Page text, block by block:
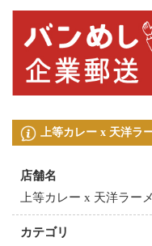
上等カレー x 天洋ラ
店舗名
上等カレー x 天洋ラー
カテゴリ